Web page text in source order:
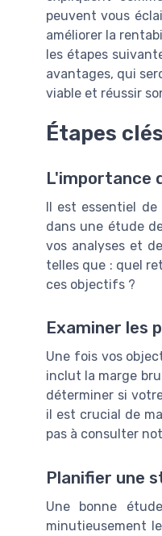
peuvent vous
améliorer la
les étapes
avantages, qui
viable et réussir
Étapes
L'importance
Il est essentiel
dans une étude
vos analyses et
telles que : quel
ces objectifs ?
Examiner les
Une fois vos
inclut la marge
déterminer si
il est crucial de
pas à consulter
Planifier une
Une bonne
minutieusement